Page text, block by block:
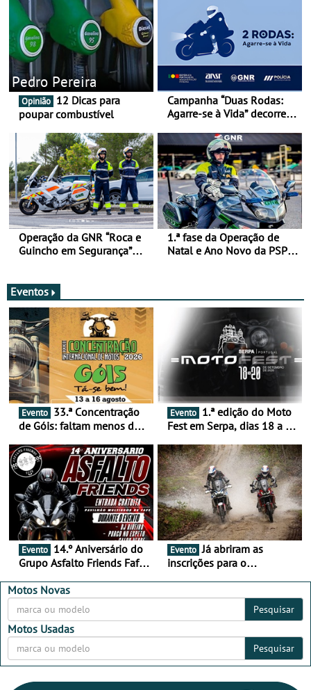
Pedro Pereira
Opinião
poupar combustível
Campanha “Duas Rodas:
Agarre-se à Vida” decorre
Operação da GNR “Roca e
Guincho em Segurança”
1.ª fase da Operação de
Natal e Ano Novo da PSP e
Eventos
Evento
de Góis: faltam menos de
16 de agosto
Evento
Fest em Serpa, dias 18 a 20
duas rodas invade o Baixo
Alentejo
Evento
Grupo Asfalto Friends Fafe,
2026
Evento Já abriram as
inscrições para o
Motos Novas
Pesquisar
Motos Usadas
Pesquisar